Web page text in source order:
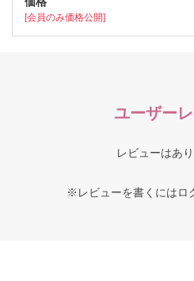
[会員のみ価格公開]
ユーザー
レビューはあり
※レビューを書くにはロ